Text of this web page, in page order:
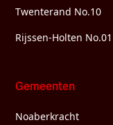
Twenterand No.10
Rijssen-Holten No.01
Gemeenten
Noaberkracht